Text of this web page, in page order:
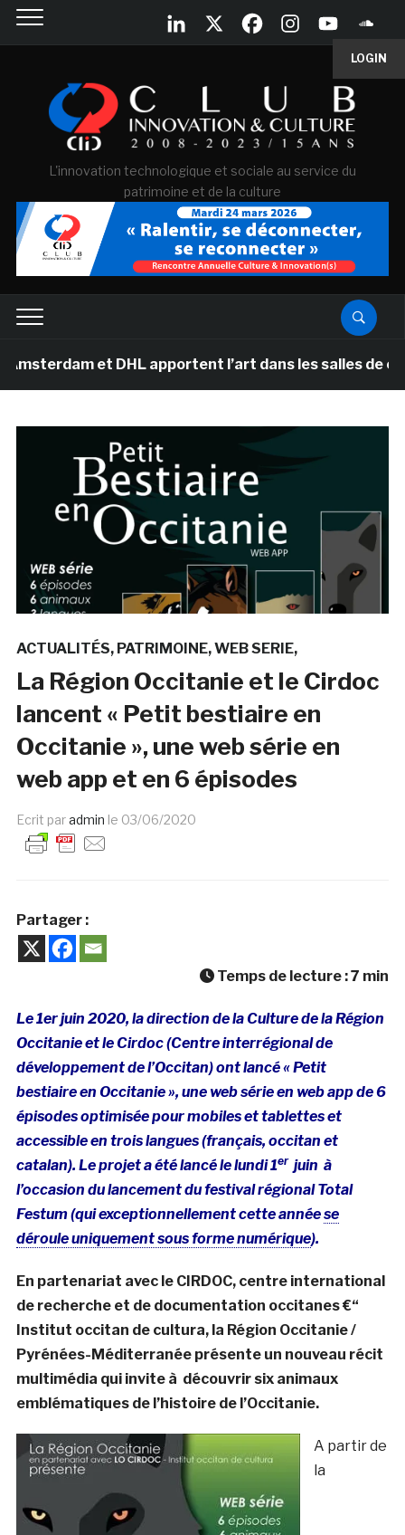
LOGIN
L'innovation technologique et sociale au service du
patrimoine et de la culture
et DHL apportent l’art dans les salles de classe
ACTUALITÉS PATRIMOINE WEB SERIE
La Région Occitanie et le Cirdoc
lancent « Petit bestiaire en
Occitanie », une web série en
web app et en 6 épisodes
Ecrit paradmin le 03/06/2020
Partager :
Temps de lecture :7 min
Le 1er juin 2020, la direction de la Culture de la Région
Occitanie et le Cirdoc (Centre interrégional de
développement de l’Occitan) ont lancé « Petit
bestiaire en Occitanie », une web série en web app de 6
épisodes optimisée pour mobiles et tablettes et
accessible en trois langues (français, occitan et
catalan). Le projet a été lancé le lundi 1erjuin à
l’occasion du lancement du festival régional Total
Festum (qui exceptionnellement cette annéese
déroule uniquement sous forme numérique).
En partenariat avec le CIRDOC, centre international
de recherche et de documentation occitanes €“
Institut occitan de cultura, la Région Occitanie /
Pyrénées-Méditerranée présente un nouveau récit
multimédia qui invite à découvrir six animaux
emblématiques de l’histoire de l’Occitanie.
A partir de
la